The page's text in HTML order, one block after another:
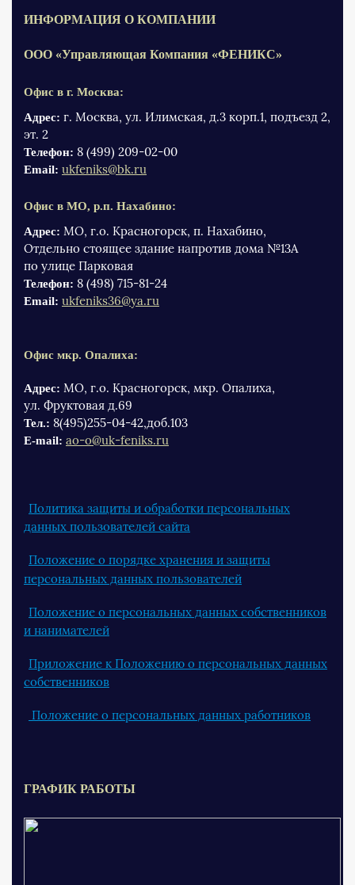
ИНФОРМАЦИЯ О КОМПАНИИ
ООО «Управляющая Компания «ФЕНИКС»
Офис в г. Москва:
Адрес: г. Москва, ул. Илимская, д.3 корп.1, подъезд 2,
эт. 2
Телефон: 8 (499) 209-02-00
Email: ukfeniks@bk.ru
Офис в МО, р.п. Нахабино:
Адрес: МО, г.о. Красногорск, п. Нахабино,
Отдельно стоящее здание напротив дома №13А
по улице Парковая
Телефон: 8 (498) 715-81-24
Email: ukfeniks36@ya.ru
Офис мкр. Опалиха:
Адрес: МО, г.о. Красногорск, мкр. Опалиха,
ул. Фруктовая д.69
Тел.: 8(495)255-04-42,доб.103
Е-mail: ao-o@uk-feniks.ru
Политика защиты и обработки персональных
данных пользователей сайта
Положение о порядке хранения и защиты
персональных данных пользователей
Положение о персональных данных собственников
и нанимателей
Приложение к Положению о персональных данных
собственников
Положение о персональных данных работников
ГРАФИК РАБОТЫ